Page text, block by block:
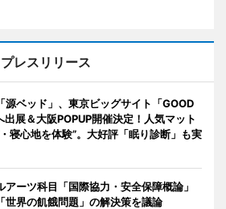
プレスリリース
源ベッド」、東京ビッグサイト「GOOD
展＆大阪POPUP開催決定！人気マット
寝心地を体験”。大好評「眠り診断」も実
アーツ科目「国際協力・安全保障概論」
界の飢餓問題」の解決策を議論